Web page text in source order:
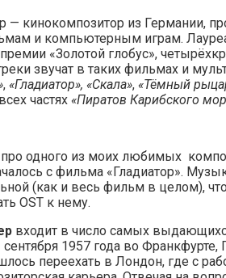
— кинокомпозитор из Германии,
и компьютерным играм.
«Золотой глобус»,
звучат в таких фильмах и
, «Гладиатор», «Скала», «Тёмный
частях «Пиратов Карибского
про одного из моих любимых
с фильма «Гладиатор».
(как и весь фильм в целом),
OST к нему.
входит в число самых
1957 года во Франкфурте,
переехать в Лондон, где с